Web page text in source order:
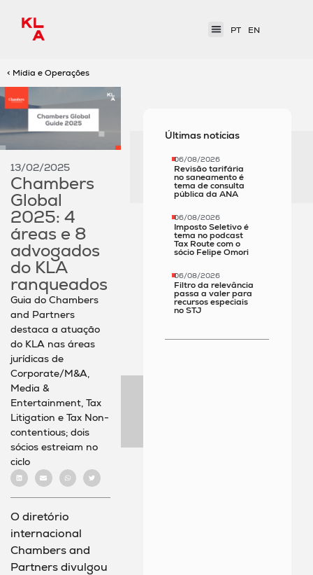
PT EN
< Mídia e Operações
13/02/2025
Chambers
Global
2025: 4
áreas e 8
advogados
do KLA
ranqueados
Guia do Chambers
and Partners
destaca a atuação
do KLA nas áreas
jurídicas de
Corporate/M&A,
Media &
Entertainment, Tax
Litigation e Tax Non-
contentious; dois
sócios estreiam no
ciclo
O diretório
internacional
Chambers and
Partners divulgou
Últimas notícias
06/08/2026
Revisão tarifária
no saneamento é
tema de consulta
pública da ANA
06/08/2026
Imposto Seletivo é
tema no podcast
Tax Route com o
sócio Felipe Omori
06/08/2026
Filtro da relevância
passa a valer para
recursos especiais
no STJ